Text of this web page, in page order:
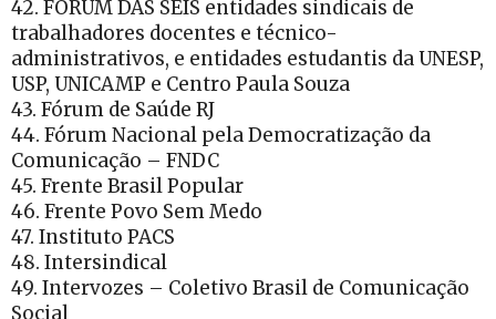
42. FÓRUM DAS SEIS entidades sindicais de
trabalhadores docentes e técnico-
administrativos, e entidades estudantis da UNESP,
USP, UNICAMP e Centro Paula Souza
43. Fórum de Saúde RJ
44. Fórum Nacional pela Democratização da
Comunicação – FNDC
45. Frente Brasil Popular
46. Frente Povo Sem Medo
47. Instituto PACS
48. Intersindical
49. Intervozes – Coletivo Brasil de Comunicação
Social